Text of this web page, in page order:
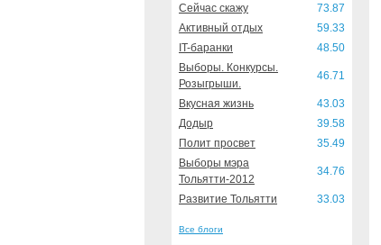
Сейчас скажу
73.87
Активный отдых
59.33
IT-баранки
48.50
Выборы. Конкурсы.
Розыгрыши.
46.71
Вкусная жизнь
43.03
Додыр
39.58
Полит просвет
35.49
Выборы мэра
Тольятти-2012
34.76
Развитие Тольятти 33.03
Все блоги